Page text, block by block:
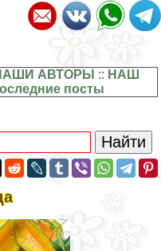
АВТОРЫ :: НАШ
посты